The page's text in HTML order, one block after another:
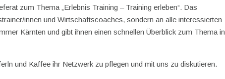
zum Thema „Erlebnis Training – Training erleben“. Das
innen und Wirtschaftscoaches, sondern an alle interessierten
Kärnten und gibt ihnen einen schnellen Überblick zum Thema in
und Kaffee ihr Netzwerk zu pflegen und mit uns zu diskutieren.